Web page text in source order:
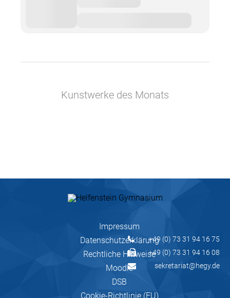
Kunstwerke des Monats
+49 (0) 73 31 94 16 75
+49 (0) 73 31 94 16 08
sekretariat@hegy.de
Impressum
Datenschutzerklärung
Rechtliche Hinweise
Moodle
DSB
Cookie-Richtlinie (EU)